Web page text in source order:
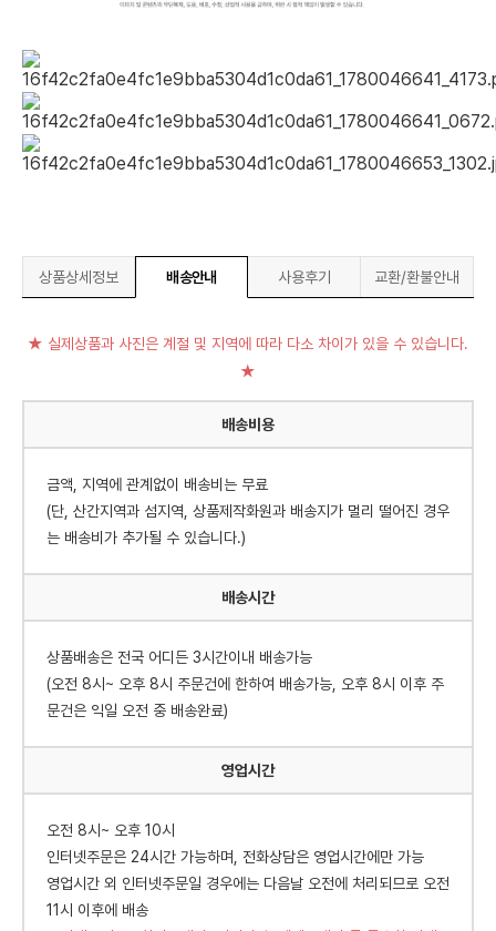
상품상세정보 배송안내 사용후기 교환/환불안내
★ 실제상품과 사진은 계절 및 지역에 따라 다소 차이가 있을 수 있습니다.
★
배송비용
금액, 지역에 관계없이 배송비는 무료
(단, 산간지역과 섬지역, 상품제작화원과 배송지가 멀리 떨어진 경우
는 배송비가 추가될 수 있습니다.)
배송시간
상품배송은 전국 어디든 3시간이내 배송가능
(오전 8시~ 오후 8시 주문건에 한하여 배송가능, 오후 8시 이후 주
문건은 익일 오전 중 배송완료)
영업시간
오전 8시~ 오후 10시
인터넷주문은 24시간 가능하며, 전화상담은 영업시간에만 가능
영업시간 외 인터넷주문일 경우에는 다음날 오전에 처리되므로 오전
11시 이후에 배송